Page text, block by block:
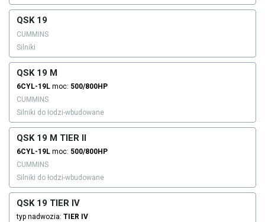
QSK 19
CUMMINS
Silniki
QSK 19 M
6CYL-19L moc: 500/800HP
CUMMINS
Silniki do łodzi-wbudowane
QSK 19 M TIER II
6CYL-19L moc: 500/800HP
CUMMINS
Silniki do łodzi-wbudowane
QSK 19 TIER IV
typ nadwozia: TIER IV